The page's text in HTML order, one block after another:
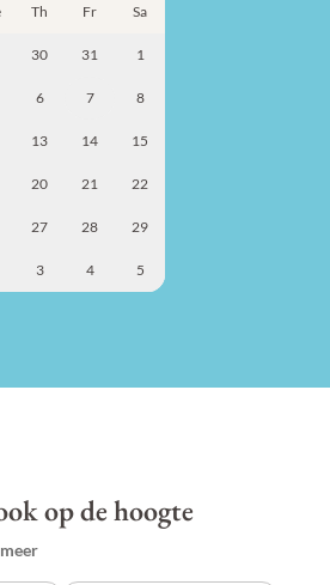
Th Fr Sa
30 31 1
6 7 8
13 14 15
20 21 22
27 28 29
3 4 5
op de hoogte